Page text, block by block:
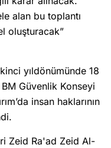
alan bu toplantı
oluşturacak”
yıldönümünde 18
Güvenlik Konseyi
insan haklarının
Zeid Ra'ad Zeid Al-